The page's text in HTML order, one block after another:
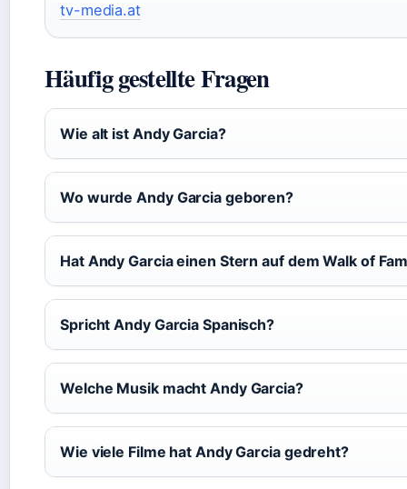
tv-media.at
Häufig gestellte Fragen
Wie alt ist Andy Garcia?
Wo wurde Andy Garcia geboren?
Hat Andy Garcia einen Stern auf dem Walk of
Spricht Andy Garcia Spanisch?
Welche Musik macht Andy Garcia?
Wie viele Filme hat Andy Garcia gedreht?